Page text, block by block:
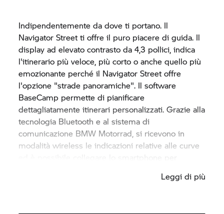
Indipendentemente da dove ti portano. Il
Navigator Street ti offre il puro piacere di guida. Il
display ad elevato contrasto da 4,3 pollici, indica
l'itinerario più veloce, più corto o anche quello più
emozionante perché il Navigator Street offre
l'opzione "strade panoramiche". Il software
BaseCamp permette di pianificare
dettagliatamente itinerari personalizzati. Grazie alla
tecnologia Bluetooth e al sistema di
comunicazione BMW Motorrad, si ricevono in
modalità wireless le indicazioni relative alle curve
Riceverai gli aggiornamenti gratuiti dei datiLeggi di più